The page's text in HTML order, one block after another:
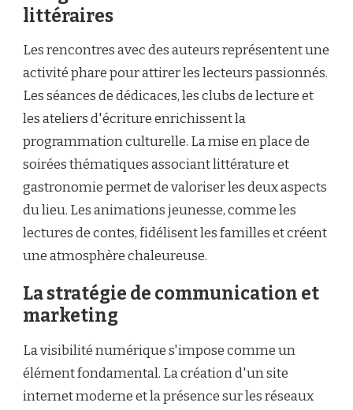
littéraires
Les rencontres avec des auteurs représentent une
activité phare pour attirer les lecteurs passionnés.
Les séances de dédicaces, les clubs de lecture et
les ateliers d'écriture enrichissent la
programmation culturelle. La mise en place de
soirées thématiques associant littérature et
gastronomie permet de valoriser les deux aspects
du lieu. Les animations jeunesse, comme les
lectures de contes, fidélisent les familles et créent
une atmosphère chaleureuse.
La stratégie de communication et
marketing
La visibilité numérique s'impose comme un
élément fondamental. La création d'un site
internet moderne et la présence sur les réseaux